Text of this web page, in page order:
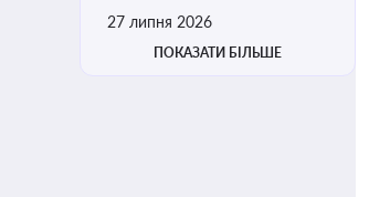
27 липня 2026
ПОКАЗАТИ БІЛЬШЕ